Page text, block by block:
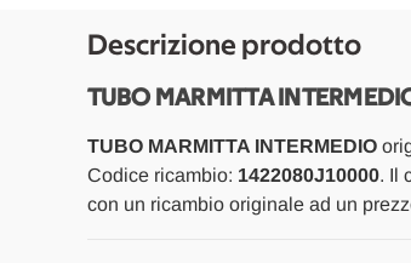
Descrizione prodotto
TUBO MARMITTA
TUBO MARMITTA INTERMEDIO
Codice ricambio: 1422080J10000. Il
con un ricambio originale ad un